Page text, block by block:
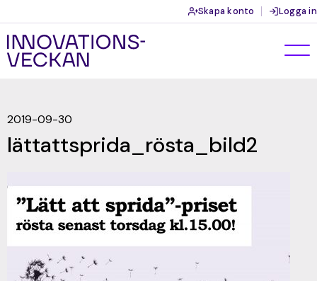
Skapa konto Logga in
2019-09-30
lättattsprida_rösta_bild2